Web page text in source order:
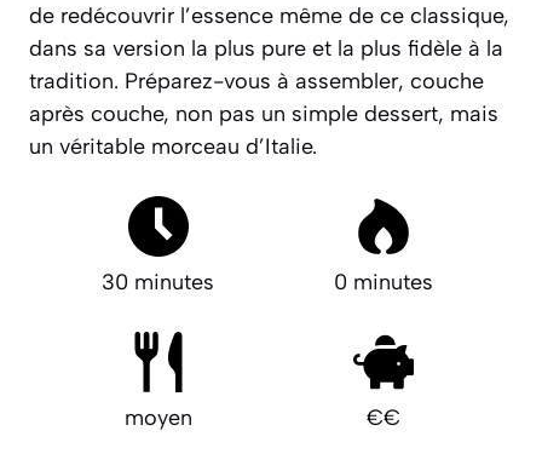
de redécouvrir l’essence même de ce classique,
dans sa version la plus pure et la plus fidèle à la
tradition. Préparez-vous à assembler, couche
après couche, non pas un simple dessert, mais
un véritable morceau d’Italie.
30 minutes 0 minutes
moyen €€